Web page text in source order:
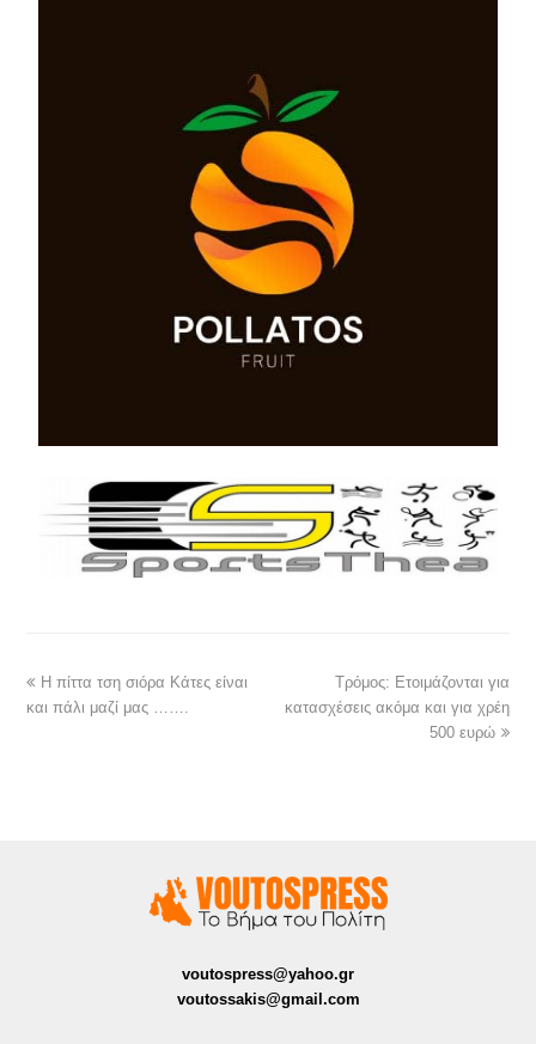
Η πίττα τση σιόρα Κάτες είναι
και πάλι μαζί μας …….
Τρόμος: Ετοιμάζονται για
κατασχέσεις ακόμα και για χρέη
500 ευρώ
voutospress@yahoo.gr
voutossakis@gmail.com